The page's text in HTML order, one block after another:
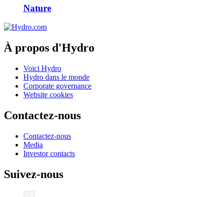
Nature
À propos d'Hydro
Voici Hydro
Hydro dans le monde
Corporate governance
Website cookies
Contactez-nous
Contactez-nous
Media
Investor contacts
Suivez-nous